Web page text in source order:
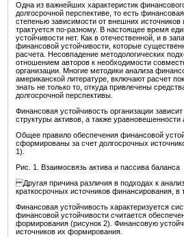
Одна из важнейших характеристик
долгосрочной перспективе, то есть
степенью зависимости от внешних
трактуется по-разному. В настоящее время
устойчивости нет. Как в отечественной, и в
финансовой устойчивости, которые
расчета. Несовпадение методологических
отношением авторов к необходимости
организации. Многие методики анализа
американской литературе, включают расчет
знать не только то, откуда привлечены
долгосрочной перспективы.
Финансовая устойчивость организации
структуры активов, а также уравновешенности
Общее правило обеспечения финансовой
сформированы за счет долгосрочных
1).
Рис. 1. Взаимосвязь актива и пассива баланса
Другая причина различия в подходах к
краткосрочных источников финансирования,
Финансовая устойчивость характеризуется
финансовой устойчивости считается
формирования (рисунок 2). Финансовую
источников их формирования.